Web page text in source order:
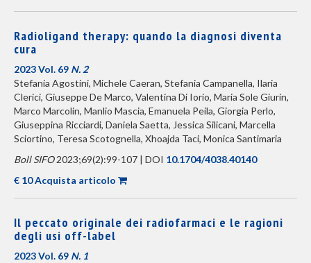
Radioligand therapy: quando la diagnosi diventa
cura
2023 Vol. 69 N. 2
Stefania Agostini, Michele Caeran, Stefania Campanella, Ilaria
Clerici, Giuseppe De Marco, Valentina Di Iorio, Maria Sole Giurin,
Marco Marcolin, Manlio Mascia, Emanuela Peila, Giorgia Perlo,
Giuseppina Ricciardi, Daniela Saetta, Jessica Silicani, Marcella
Sciortino, Teresa Scotognella, Xhoajda Taci, Monica Santimaria
Boll SIFO2023;69(2):99-107 | DOI 10.1704/4038.40140
€ 10 Acquista articolo
Il peccato originale dei radiofarmaci e le ragioni
degli usi off-label
2023 Vol. 69 N. 1